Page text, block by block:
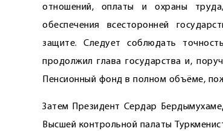
отношений, оплаты и охраны
обеспечения всесторонней
защите. Следует соблюдать
продолжил глава государства и,
Пенсионный фонд в полном объёме,
Затем Президент Сердар
Высшей контрольной палаты